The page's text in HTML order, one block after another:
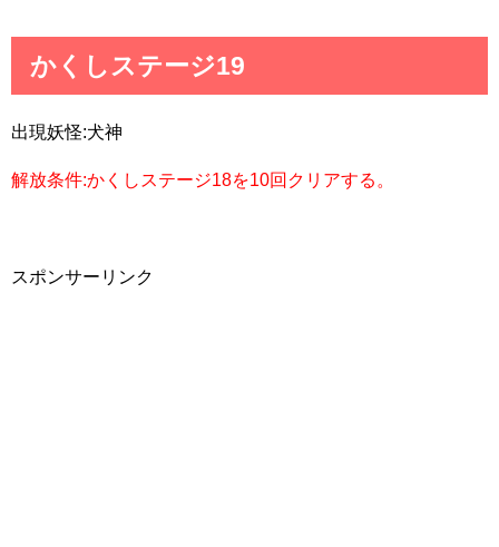
かくしステージ19
出現妖怪:犬神
解放条件:かくしステージ18を10回クリアする。
スポンサーリンク